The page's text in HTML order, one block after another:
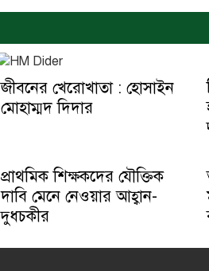
জীবনের খেরোখাতা : হোসাইন
মোহাম্মদ দিদার
প্রাথমিক শিক্ষকদের যৌক্তিক
দাবি মেনে নেওয়ার আহ্বান-
দুধচকীর